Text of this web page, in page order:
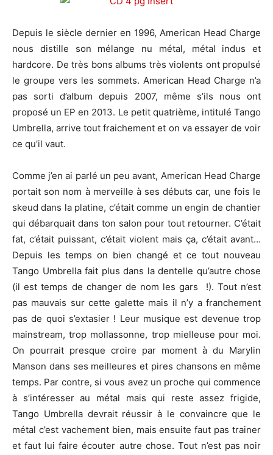
Depuis le siècle dernier en 1996, American Head Charge
nous distille son mélange nu métal, métal indus et
hardcore. De très bons albums très violents ont propulsé
le groupe vers les sommets. American Head Charge n’a
pas sorti d’album depuis 2007, même s’ils nous ont
proposé un EP en 2013. Le petit quatrième, intitulé Tango
Umbrella, arrive tout fraichement et on va essayer de voir
ce qu’il vaut.
Comme j’en ai parlé un peu avant, American Head Charge
portait son nom à merveille à ses débuts car, une fois le
skeud dans la platine, c’était comme un engin de chantier
qui débarquait dans ton salon pour tout retourner. C’était
fat, c’était puissant, c’était violent mais ça, c’était avant…
Depuis les temps on bien changé et ce tout nouveau
Tango Umbrella fait plus dans la dentelle qu’autre chose
(il est temps de changer de nom les gars !). Tout n’est
pas mauvais sur cette galette mais il n’y a franchement
pas de quoi s’extasier ! Leur musique est devenue trop
mainstream, trop mollassonne, trop mielleuse pour moi.
On pourrait presque croire par moment à du Marylin
Manson dans ses meilleures et pires chansons en même
temps. Par contre, si vous avez un proche qui commence
à s’intéresser au métal mais qui reste assez frigide,
Tango Umbrella devrait réussir à le convaincre que le
métal c’est vachement bien, mais ensuite faut pas trainer
et faut lui faire écouter autre chose. Tout n’est pas noir